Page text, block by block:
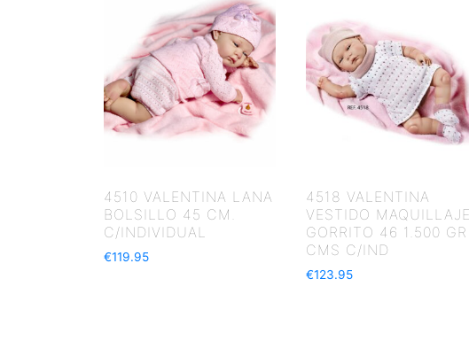
4510 VALENTINA LANA
BOLSILLO 45 CM.
C/INDIVIDUAL
€119.95
4518 VALENTINA
VESTIDO MAQUILLAJE
GORRITO 46 1.500 GR
CMS C/IND
€123.95